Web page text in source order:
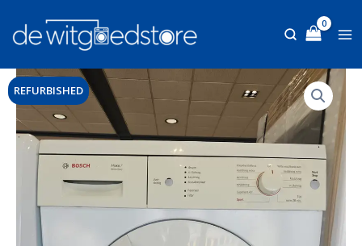
naar
de
inhoud
REFURBISHED